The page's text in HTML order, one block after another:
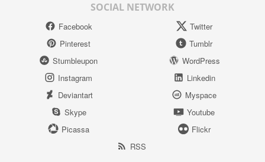
SOCIAL NETWORK
Facebook
Twitter
Pinterest
Tumblr
Stumbleupon
WordPress
Instagram
Linkedin
Deviantart
Myspace
Skype
Youtube
Picassa
Flickr
RSS